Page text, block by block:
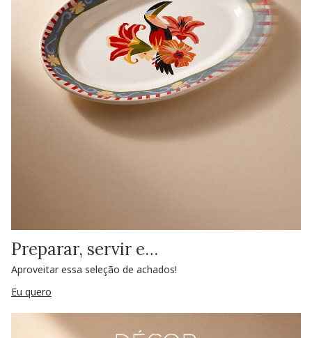
Preparar, servir e…
Aproveitar essa seleção de achados!
Eu quero